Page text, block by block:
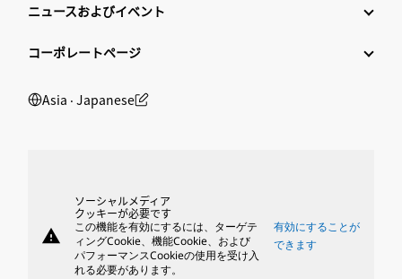
ニュースおよびイベント
コーポレートページ
Asia ‧ Japanese
warning
ソーシャルメディア
クッキーが必要です
この機能を有効にするには、ターゲテ
ィングCookie、機能Cookie、および
パフォーマンスCookieの使用を受け入
れる必要があります。
有効にすることが
できます